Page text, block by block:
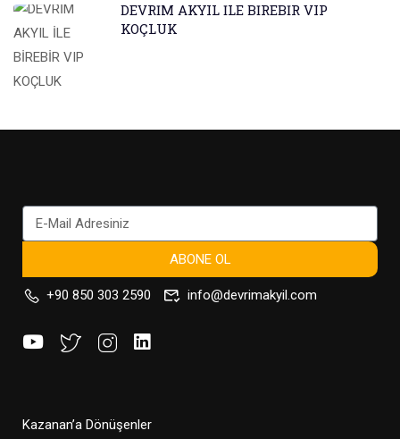
DEVRİM AKYIL İLE BİREBİR VIP
KOÇLUK
ABONE OL
+90 850 303 2590 info@devrimakyil.com
Kazanan’a Dönüşenler